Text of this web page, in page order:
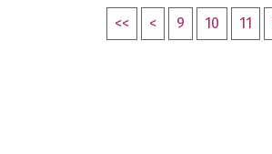
<< < 9 10 11